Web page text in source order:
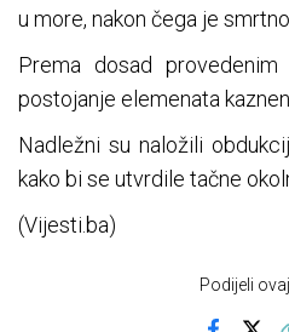
u more, nakon čega je
Prema dosad
postojanje elemenata
Nadležni su naložili
kako bi se utvrdile tačne
(Vijesti.ba)
Podijeli